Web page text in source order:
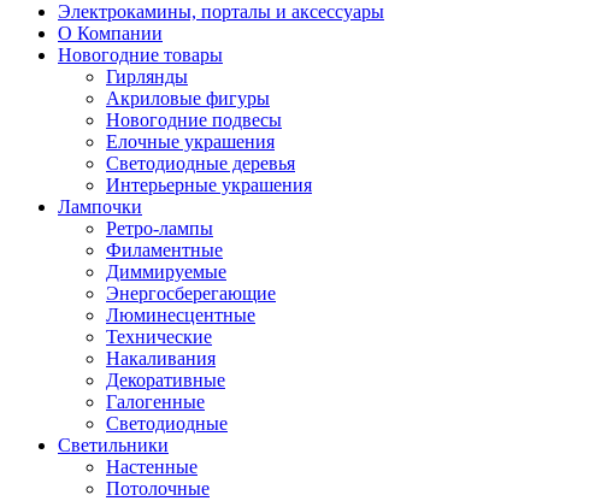
Электрокамины, порталы и аксессуары
О Компании
Новогодние товары
Гирлянды
Акриловые фигуры
Новогодние подвесы
Елочные украшения
Светодиодные деревья
Интерьерные украшения
Лампочки
Ретро-лампы
Филаментные
Диммируемые
Энергосберегающие
Люминесцентные
Технические
Накаливания
Декоративные
Галогенные
Светодиодные
Светильники
Настенные
Потолочные